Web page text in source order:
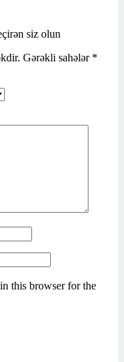
siz olun
Gərəkli sahələr *
this browser for the